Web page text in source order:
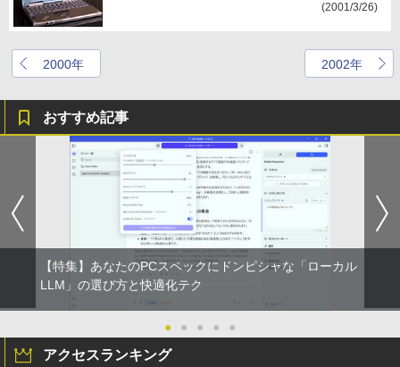
(2001/3/26)
2000年 2002年
おすすめ記事
【特集】あなたのPCスペックにドンピシャな「ローカル
LLM」の選び方と快適化テク
● ● ● ● ●
アクセスランキング